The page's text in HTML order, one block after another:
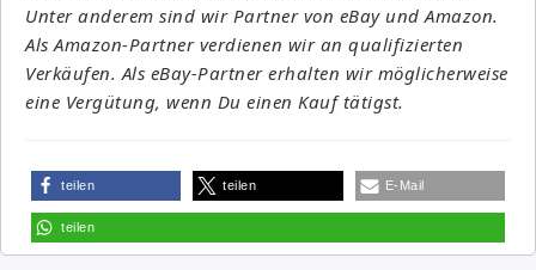
Unter anderem sind wir Partner von eBay und Amazon.
Als Amazon-Partner verdienen wir an qualifizierten
Verkäufen. Als eBay-Partner erhalten wir möglicherweise
eine Vergütung, wenn Du einen Kauf tätigst.
teilen teilen E-Mail
teilen